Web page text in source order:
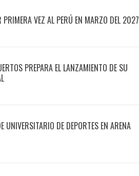
PRIMERA VEZ AL PERÚ EN MARZO DEL 2027
PREPARA EL LANZAMIENTO DE SU
DE DEPORTES EN ARENA